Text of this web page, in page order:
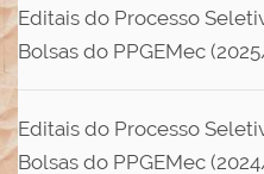
Editais do Processo
Bolsas do PPGEMec
Editais do Processo
Bolsas do PPGEMec